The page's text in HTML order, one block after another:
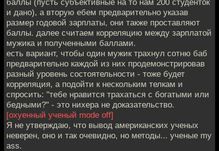
и дано), а вторую ебем предварительно указав
размер годовой зарплаты, они также проставляют
баллы. далее считаем корреляцию между зарплатой
мужика и полученными баллами.
есть вариант, чтобы один мужик трахнул сотню баб
предварительно каждой из них продемонстрировав
разный уровень состоятельности - тоже будет
корреляция, а подойти к нескольким телкам и
спросить: "тебе нравится трахаться с богатыми или
бедными?" - это нихера не доказательство.
[охуенный ученый mode off]
Я не утверждаю, что вывод американских ученых
неверен, оно и так очевидно, но методы... ученые my
ass.